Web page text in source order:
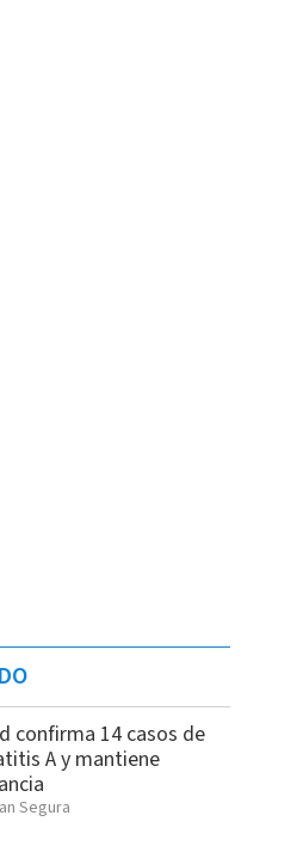
confirma 14 casos de
A y mantiene
Segura